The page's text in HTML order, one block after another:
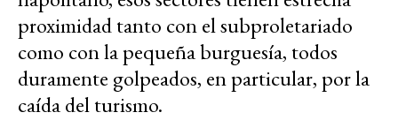
proximidad tanto con el subproletariado
como con la pequeña burguesía, todos
duramente golpeados, en particular, por la
caída del turismo.